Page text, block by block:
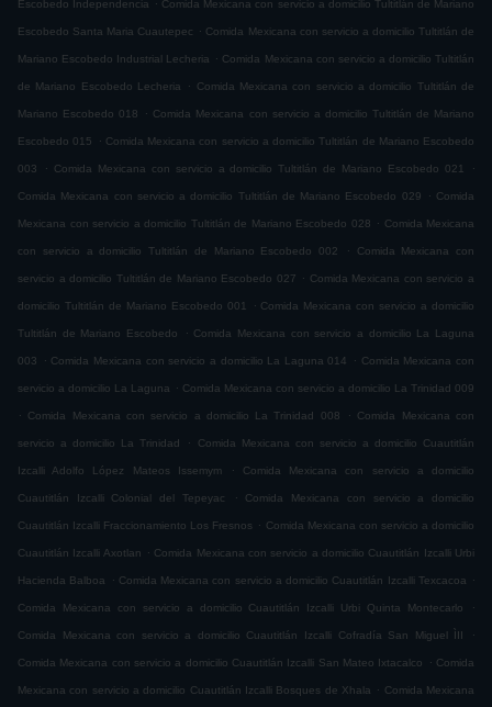
Escobedo Independencia Comida Mexicana con servicio a domicilio Tultitlán de Mariano
Escobedo Santa Maria Cuautepec . Comida Mexicana con servicio a domicilio Tultitlán de
Mariano Escobedo Industrial Lecheria . Comida Mexicana con servicio a domicilio Tultitlán
de Mariano Escobedo Lecheria . Comida Mexicana con servicio a domicilio Tultitlán de
Mariano Escobedo 018 . Comida Mexicana con servicio a domicilio Tultitlán de Mariano
Escobedo 015 . Comida Mexicana con servicio a domicilio Tultitlán de Mariano Escobedo
003 . Comida Mexicana con servicio a domicilio Tultitlán de Mariano Escobedo 021 .
Comida Mexicana con servicio a domicilio Tultitlán de Mariano Escobedo 029 . Comida
Mexicana con servicio a domicilio Tultitlán de Mariano Escobedo 028 . Comida Mexicana
con servicio a domicilio Tultitlán de Mariano Escobedo 002 . Comida Mexicana con
servicio a domicilio Tultitlán de Mariano Escobedo 027 . Comida Mexicana con servicio a
domicilio Tultitlán de Mariano Escobedo 001 . Comida Mexicana con servicio a domicilio
Tultitlán de Mariano Escobedo . Comida Mexicana con servicio a domicilio La Laguna
003 . Comida Mexicana con servicio a domicilio La Laguna 014 . Comida Mexicana con
servicio a domicilio La Laguna . Comida Mexicana con servicio a domicilio La Trinidad 009
.
Comida Mexicana con servicio a domicilio La Trinidad 008 . Comida Mexicana con
servicio a domicilio La Trinidad . Comida Mexicana con servicio a domicilio Cuautitlán
Izcalli Adolfo López Mateos Issemym . Comida Mexicana con servicio a domicilio
Cuautitlán Izcalli Colonial del Tepeyac . Comida Mexicana con servicio a domicilio
Cuautitlán Izcalli Fraccionamiento Los Fresnos . Comida Mexicana con servicio a domicilio
Cuautitlán Izcalli Axotlan . Comida Mexicana con servicio a domicilio Cuautitlán Izcalli Urbi
Hacienda Balboa . Comida Mexicana con servicio a domicilio Cuautitlán Izcalli Texcacoa .
Comida Mexicana con servicio a domicilio Cuautitlán Izcalli Urbi Quinta Montecarlo .
Comida Mexicana con servicio a domicilio Cuautitlán Izcalli Cofradía San Miguel ÌII .
Comida Mexicana con servicio a domicilio Cuautitlán Izcalli San Mateo Ixtacalco . Comida
Mexicana con servicio a domicilio Cuautitlán Izcalli Bosques de Xhala . Comida Mexicana